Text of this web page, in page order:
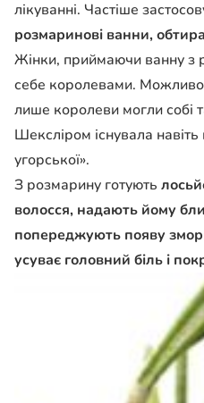
лікуванні. Частіше
розмаринові ванни,
Жінки, приймаючи ванну з
себе королевами.
лише королеви могли собі
Шексліром існувала
угорської».
З розмарину готують
волосся, надають йому
попереджують появу
усуває головний біль і